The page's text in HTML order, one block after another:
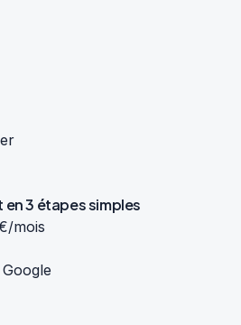
en3 étapes simples
mois